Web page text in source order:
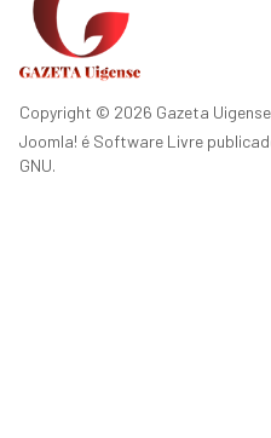
Copyright © 2026 Gazeta
Joomla! é Software Livre
GNU.